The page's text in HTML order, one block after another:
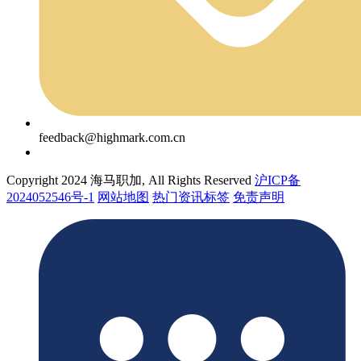
feedback@highmark.com.cn
Copyright 2024 海马职加, All Rights Reserved 沪ICP备
2024052546号-1 网站地图 热门资讯标签 免责声明